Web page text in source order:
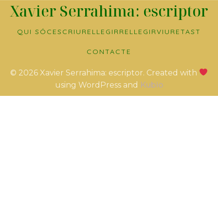
Xavier Serrahima: escriptor
QUI SÓC ESCRIURE LLEGIR RELLEGIRVIURETAST
CONTACTE
© 2026 Xavier Serrahima: escriptor. Created with
using WordPress and Kubio